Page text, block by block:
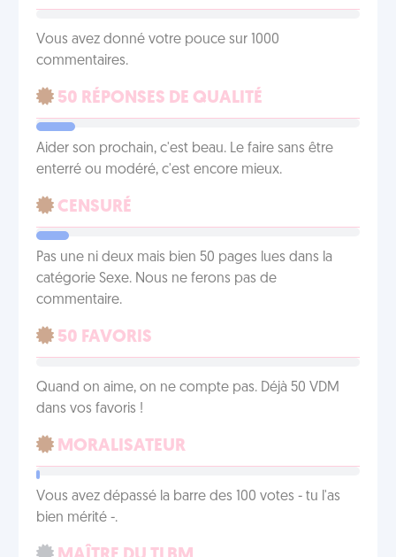
Vous avez donné votre pouce sur 1000
commentaires.
50 RÉPONSES DE QUALITÉ
Aider son prochain, c'est beau. Le faire sans être
enterré ou modéré, c'est encore mieux.
CENSURÉ
Pas une ni deux mais bien 50 pages lues dans la
catégorie Sexe. Nous ne ferons pas de
commentaire.
50 FAVORIS
Quand on aime, on ne compte pas. Déjà 50 VDM
dans vos favoris !
MORALISATEUR
Vous avez dépassé la barre des 100 votes - tu l'as
bien mérité -.